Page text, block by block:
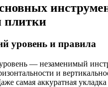
плитки
уровень и правила
— незаменимый
и
самая аккуратная